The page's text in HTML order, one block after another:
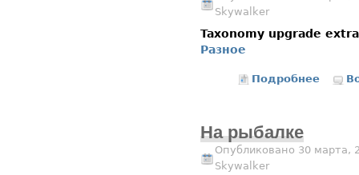
Skywalker
Taxonomy upgrade
Разное
Подробнее о
На рыбалке
Опубликовано 30 марта,
Skywalker